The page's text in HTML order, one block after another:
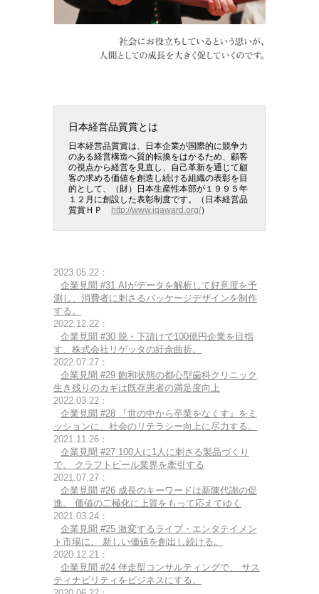
日本経営品質賞とは
日本経営品質賞は、日本企業が国際的に競争力
のある経営構造へ質的転換をはかるため、顧客
の視点から経営を見直し、自己革新を通じて顧
客の求める価値を創造し続ける組織の表彰を目
的として、（財）日本生産性本部が１９９５年
１２月に創設した表彰制度です。（日本経営品
質賞ＨＰ http://www.jqaward.org/）
2023.05.22：
企業見聞 #31 AIがデータを解析して好意度を予
測し、消費者に刺さるパッケージデザインを制作
する。
2022.12.22：
企業見聞 #30 脱・下請けで100億円企業を目指
す、株式会社リゲッタの紆余曲折。
2022.07.27：
企業見聞 #29 飽和状態の都心型歯科クリニック
生き残りのカギは既存患者の満足度向上
2022.03.22：
企業見聞 #28 『世の中から卒業をなくす』をミ
ッションに、社会のリテラシー向上に尽力する。
2021.11.26：
企業見聞 #27 100人に1人に刺さる製品づくり
で、 クラフトビール業界を牽引する
2021.07.27：
企業見聞 #26 成長のキーワードは新陳代謝の促
進。 価値の二極化に上質をもって応えてゆく
2021.03.24：
企業見聞 #25 激変するライブ・エンタテイメン
ト市場に、 新しい価値を創出し続ける。
2020.12.21：
企業見聞 #24 伴走型コンサルティングで、 サス
ティナビリティをビジネスにする。